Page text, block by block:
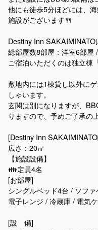
他にも徒歩5分ほどには、
施設がございます🍴
Destiny Inn SAKAIMINATO
総部屋数8部屋：洋室6部屋 /
ご宿泊いただくのは独立棟
敷地内には1棟貸し以外に
しゃいます。
玄関は別になりますが、
りますので、予めご了承の
[Destiny Inn
広さ：20㎡
【施設設備】
👪定員4名
[お部屋]
シングルベッド4台 / ソフ
電子レンジ / 冷蔵庫 / 電気
[設 備]